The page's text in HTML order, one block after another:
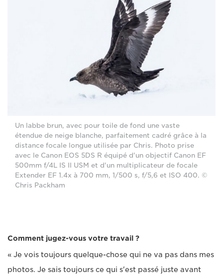
Un labbe brun, avec pour toile de fond une vaste
étendue de neige blanche, parfaitement cadré grâce à la
distance focale longue utilisée par Chris. Photo prise
avec le Canon EOS 5DS R équipé d'un objectif Canon EF
500mm f/4L IS II USM et d'un multiplicateur de focale
Extender EF 1.4x à 700 mm, 1/500 s, f/5,6 et ISO 400. ©
Chris Packham
Comment jugez-vous votre travail ?
« Je vois toujours quelque-chose qui ne va pas dans mes
photos. Je sais toujours ce qui s'est passé juste avant